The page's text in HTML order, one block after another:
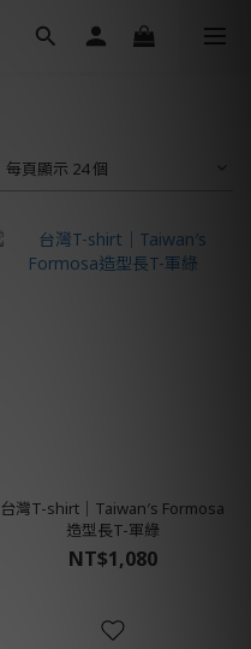
每頁顯示 24 個
台灣T-shirt│Taiwan′s Formosa
造型長T-軍綠
NT$1,080